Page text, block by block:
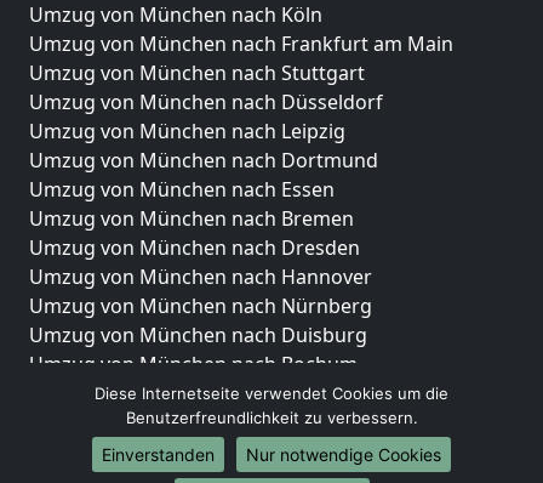
Umzug von München nach Köln
Umzug von München nach Frankfurt am Main
Umzug von München nach Stuttgart
Umzug von München nach Düsseldorf
Umzug von München nach Leipzig
Umzug von München nach Dortmund
Umzug von München nach Essen
Umzug von München nach Bremen
Umzug von München nach Dresden
Umzug von München nach Hannover
Umzug von München nach Nürnberg
Umzug von München nach Duisburg
Umzug von München nach Bochum
Umzug von München nach Wuppertal
Umzug von München nach Bielefeld
Umzug von München nach Bonn
Diese Internetseite verwendet Cookies um die
Benutzerfreundlichkeit zu verbessern.
Einverstanden
Nur notwendige Cookies